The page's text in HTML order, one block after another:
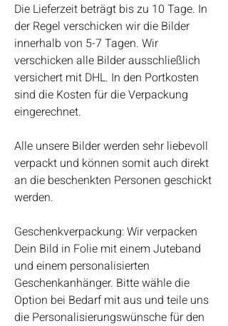
Die Lieferzeit beträgt bis zu 10 Tage. In
der Regel verschicken wir die Bilder
innerhalb von 5-7 Tagen. Wir
verschicken alle Bilder ausschließlich
versichert mit DHL. In den Portkosten
sind die Kosten für die Verpackung
eingerechnet.
Alle unsere Bilder werden sehr liebevoll
verpackt und können somit auch direkt
an die beschenkten Personen geschickt
werden.
Geschenkverpackung: Wir verpacken
Dein Bild in Folie mit einem Juteband
und einem personalisierten
Geschenkanhänger. Bitte wähle die
Option bei Bedarf mit aus und teile uns
die Personalisierungswünsche für den